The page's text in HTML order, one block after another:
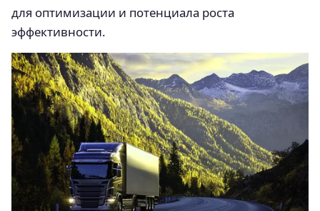
для оптимизации и потенциала роста
эффективности.